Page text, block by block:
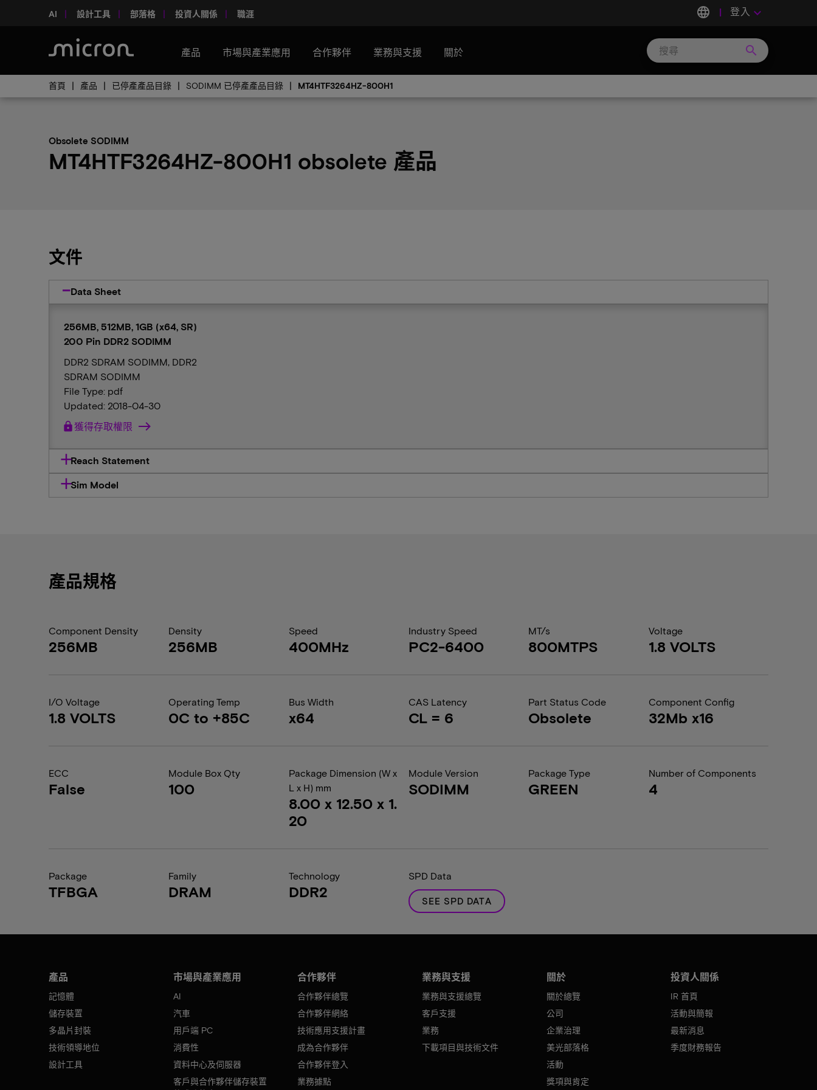
AI 設計工具 部落格 投資人關係 職涯 language 登入 keyboard_arrow_down
產品 市場與產業應用 合作夥伴 業務與支援 關於 search
首頁 產品 已停產產品目錄 SODIMM 已停產產品目錄 MT4HTF3264HZ-800H1
Obsolete SODIMM
MT4HTF3264HZ-800H1 obsolete 產品
文件
Data Sheet
256MB, 512MB, 1GB (x64, SR)
200 Pin DDR2 SODIMM
DDR2 SDRAM SODIMM, DDR2
SDRAM SODIMM
File Type: pdf
Updated: 2018-04-30
lock 獲得存取權限
Reach Statement
Sim Model
產品規格
Component Density
256MB
Density
256MB
Speed
400MHz
Industry Speed
PC2-6400
MT/s
800MTPS
Voltage
1.8 VOLTS
I/O Voltage
1.8 VOLTS
Operating Temp
0C to +85C
Bus Width
x64
CAS Latency
CL = 6
Part Status Code
Obsolete
Component Config
32Mb x16
ECC
False
Module Box Qty
100
Package Dimension (W x
L x H) mm
8.00 x 12.50 x 1.
20
Module Version
SODIMM
Package Type
GREEN
Number of Components
4
Package
TFBGA
Family
DRAM
Technology
DDR2
SPD Data
SEE SPD DATA
產品
記憶體
儲存裝置
多晶片封裝
技術領導地位
設計工具
市場與產業應用
AI
汽車
用戶端 PC
消費性
資料中心及伺服器
客戶與合作夥伴儲存裝置
合作夥伴
合作夥伴總覽
合作夥伴網絡
技術應用支援計畫
成為合作夥伴
合作夥伴登入
業務據點
業務與支援
業務與支援總覽
客戶支援
業務
下載項目與技術文件
關於
關於總覽
公司
企業治理
美光部落格
活動
獎項與肯定
投資人關係
IR 首頁
活動與簡報
最新消息
季度財務報告